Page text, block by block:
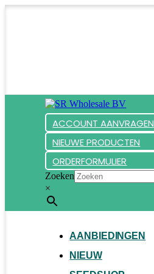
ACCOUNT AANVRAGEN
NIEUWE PRODUCTEN
ORDERFORMULIER
Zoeken
×
AANBIEDINGEN
NIEUW